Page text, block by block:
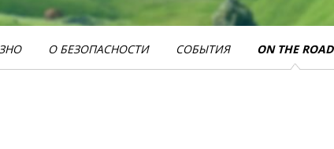
О БЕЗОПАСНОСТИ СОБЫТИЯ ON THE ROAD